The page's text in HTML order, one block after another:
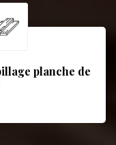
planche de